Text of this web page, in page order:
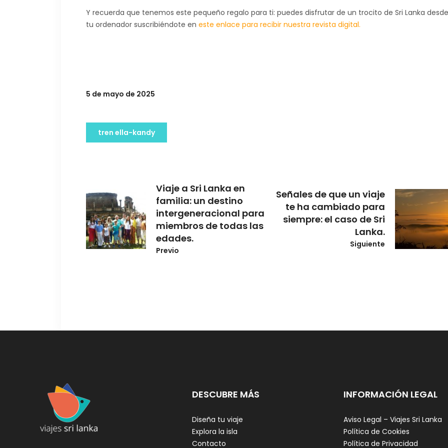
Y recuerda que tenemos este pequeño regalo para ti: puedes disfrutar de un trocito de Sri Lanka desde
tu ordenador suscribiéndote en este enlace para recibir nuestra revista digital.
5 de mayo de 2025
tren ella-kandy
Viaje a Sri Lanka en
familia: un destino
intergeneracional para
miembros de todas las
edades.
Previo
Señales de que un viaje
te ha cambiado para
siempre: el caso de Sri
Lanka.
Siguiente
DESCUBRE MÁS
Diseña tu viaje
Explora la isla
Contacto
INFORMACIÓN LEGAL
Aviso Legal – Viajes Sri Lanka
Política de Cookies
Política de Privacidad